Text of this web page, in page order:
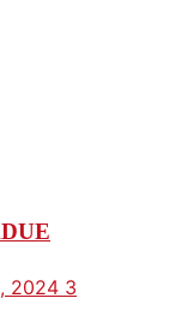
2024 3